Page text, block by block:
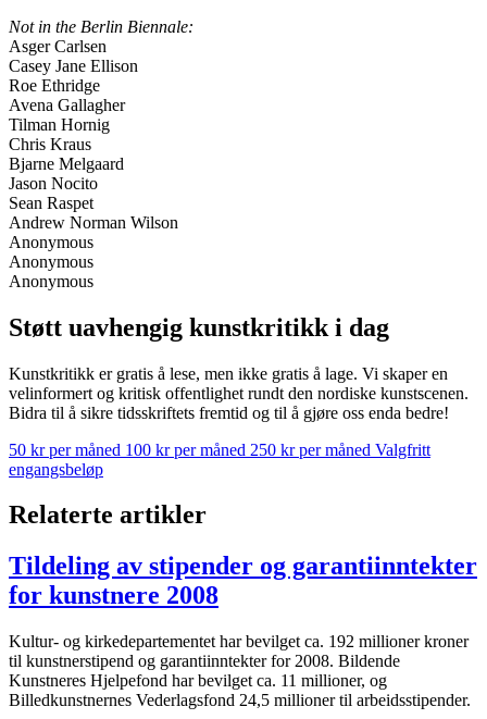
Not in the Berlin Biennale:
Asger Carlsen
Casey Jane Ellison
Roe Ethridge
Avena Gallagher
Tilman Hornig
Chris Kraus
Bjarne Melgaard
Jason Nocito
Sean Raspet
Andrew Norman Wilson
Anonymous
Anonymous
Anonymous
Støtt uavhengig kunstkritikk i dag
Kunstkritikk er gratis å lese, men ikke gratis å lage. Vi skaper en
velinformert og kritisk offentlighet rundt den nordiske kunstscenen.
Bidra til å sikre tidsskriftets fremtid og til å gjøre oss enda bedre!
50 kr per måned 100 kr per måned 250 kr per måned Valgfritt
engangsbeløp
Relaterte artikler
Tildeling av stipender og garantiinntekter
for kunstnere 2008
Kultur- og kirkedepartementet har bevilget ca. 192 millioner kroner
til kunstnerstipend og garantiinntekter for 2008. Bildende
Kunstneres Hjelpefond har bevilget ca. 11 millioner, og
Billedkunstnernes Vederlagsfond 24,5 millioner til arbeidsstipender.